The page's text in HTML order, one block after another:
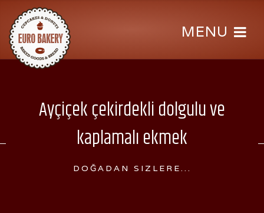
Ayçiçek çekirdekli dolgulu ve
kaplamalı ekmek
DOĞADAN SIZLERE...